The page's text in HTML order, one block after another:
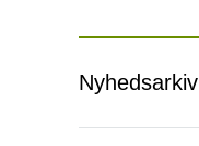
Nyhedsarkiv